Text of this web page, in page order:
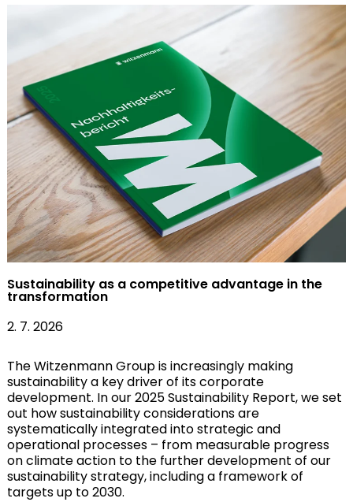
Sustainability as a competitive advantage in the
transformation
2. 7. 2026
The Witzenmann Group is increasingly making
sustainability a key driver of its corporate
development. In our 2025 Sustainability Report, we set
out how sustainability considerations are
systematically integrated into strategic and
operational processes – from measurable progress
on climate action to the further development of our
sustainability strategy, including a framework of
targets up to 2030.